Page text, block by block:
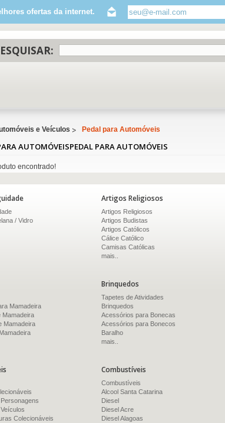
ofertas da internet.
e Veículos Pedal para Automóveis
PEDAL PARA AUTOMÓVEIS
encontrado!
/ Vidro
Artigos Religiosos
Artigos Religiosos
Artigos Budistas
Artigos Católicos
Cálice Católico
Camisas Católicas
mais..
Mamadeira
Mamadeira
Mamadeira
Brinquedos
Tapetes de Atividades
Brinquedos
Acessórios para Bonecas
Acessórios para Bonecos
Baralho
mais..
Colecionáveis
Combustíveis
Combustíveis
Alcool Santa Catarina
Diesel
Diesel Acre
Diesel Alagoas